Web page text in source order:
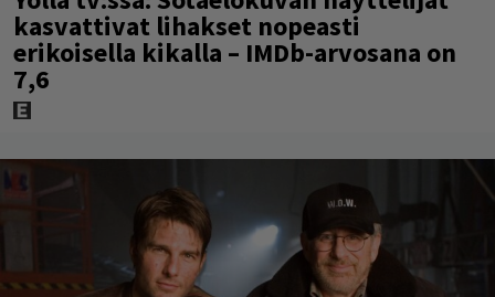
kasvattivat lihakset nopeasti
erikoisella kikalla – IMDb-arvosana on
7,6